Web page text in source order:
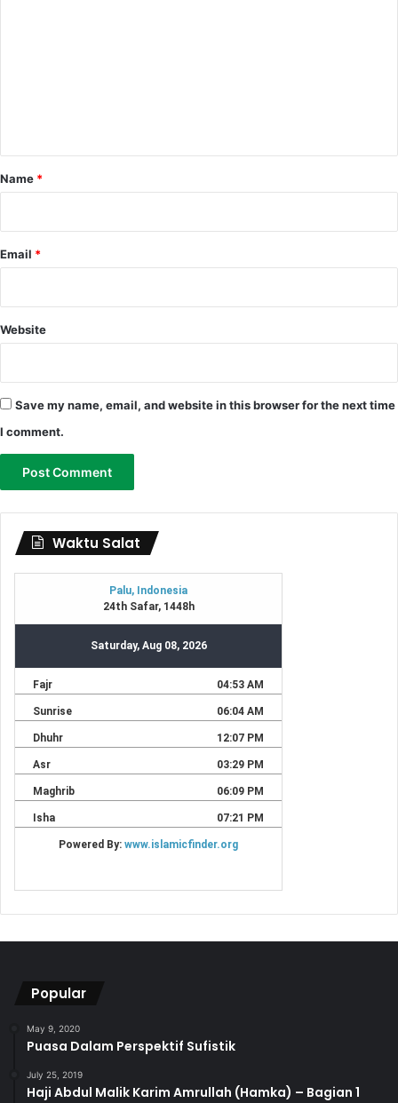
*
Name *
Email *
Website
Save my name, email, and website in this browser for the next time
I comment.
Waktu Salat
Popular
May 9, 2020
Puasa Dalam Perspektif Sufistik
July 25, 2019
Haji Abdul Malik Karim Amrullah (Hamka) – Bagian 1